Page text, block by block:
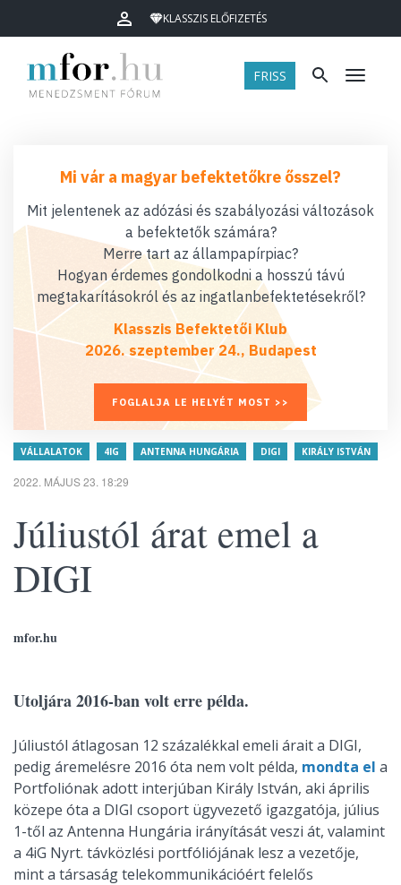
KLASSZIS ELŐFIZETÉS
FRISS Menü
Mi vár a magyar befektetőkre ősszel?
Mit jelentenek az adózási és szabályozási változások
a befektetők számára?
Merre tart az állampapírpiac?
Hogyan érdemes gondolkodni a hosszú távú
megtakarításokról és az ingatlanbefektetésekről?
Klasszis Befektetői Klub
2026. szeptember 24., Budapest
FOGLALJA LE HELYÉT MOST >>
VÁLLALATOK 4IG ANTENNA HUNGÁRIA DIGI KIRÁLY ISTVÁN
2022. MÁJUS 23. 18:29
Júliustól árat emel a
DIGI
mfor.hu
Utoljára 2016-ban volt erre példa.
Júliustól átlagosan 12 százalékkal emeli árait a DIGI,
pedig áremelésre 2016 óta nem volt példa, mondta el a
Portfoliónak adott interjúban Király István, aki április
közepe óta a DIGI csoport ügyvezető igazgatója, július
1-től az Antenna Hungária irányítását veszi át, valamint
a 4iG Nyrt. távközlési portfóliójának lesz a vezetője,
mint a társaság telekommunikációért felelős